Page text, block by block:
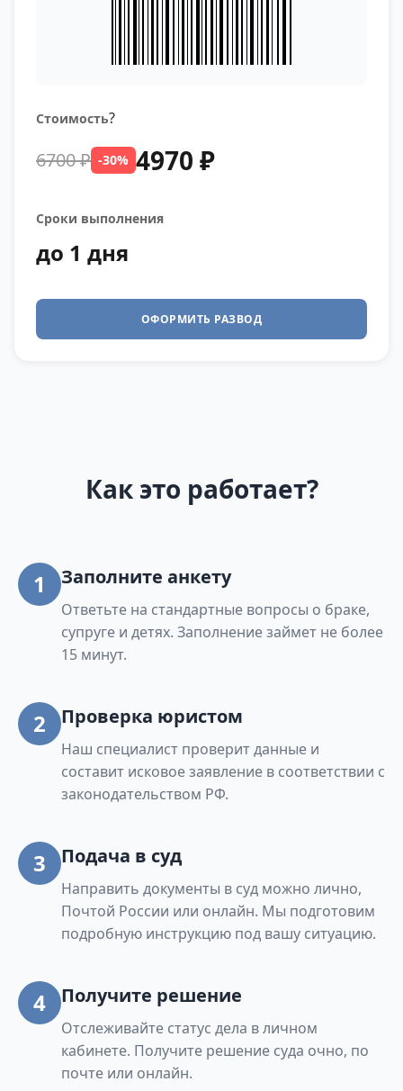
Стоимость?
6700 ₽ -30% 4970 ₽
Сроки выполнения
до 1 дня
ОФОРМИТЬ РАЗВОД
Как это работает?
1 Заполните анкету
Ответьте на стандартные вопросы о браке,
супруге и детях. Заполнение займет не более
15 минут.
2 Проверка юристом
Наш специалист проверит данные и
составит исковое заявление в соответствии с
законодательством РФ.
3 Подача в суд
Направить документы в суд можно лично,
Почтой России или онлайн. Мы подготовим
подробную инструкцию под вашу ситуацию.
4 Получите решение
Отслеживайте статус дела в личном
кабинете. Получите решение суда очно, по
почте или онлайн.